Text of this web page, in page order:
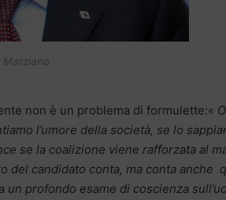
Marziano
non è un problema di formulette:«
l’umore della società, se lo
se la coalizione viene rafforzata al
del candidato conta, ma conta anche
un profondo esame di coscienza